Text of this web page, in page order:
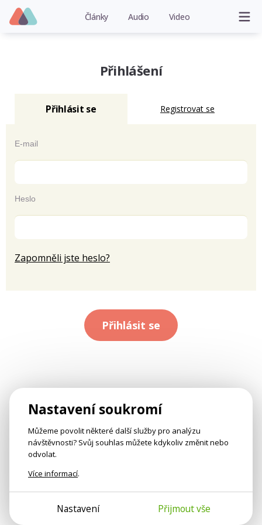
Články Audio Video
Přihlášení
Přihlásit se Registrovat se
E-mail
Heslo
Zapomněli jste heslo?
Přihlásit se
Nastavení soukromí
Můžeme povolit některé další služby pro analýzu
návštěvnosti? Svůj souhlas můžete kdykoliv změnit nebo
odvolat.
Více informací.
Nastavení Přijmout vše